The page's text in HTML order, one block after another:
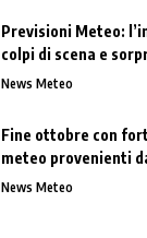
Previsioni Meteo:
colpi di scena e
News Meteo
Fine ottobre con
meteo provenienti
News Meteo